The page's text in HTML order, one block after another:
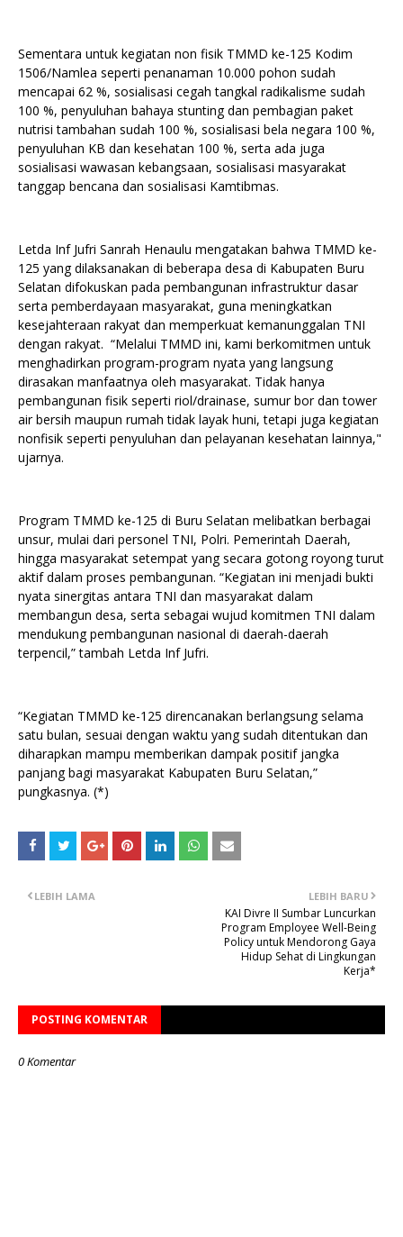
Sementara untuk kegiatan non fisik TMMD ke-125 Kodim
1506/Namlea seperti penanaman 10.000 pohon sudah
mencapai 62 %, sosialisasi cegah tangkal radikalisme sudah
100 %, penyuluhan bahaya stunting dan pembagian paket
nutrisi tambahan sudah 100 %, sosialisasi bela negara 100 %,
penyuluhan KB dan kesehatan 100 %, serta ada juga
sosialisasi wawasan kebangsaan, sosialisasi masyarakat
tanggap bencana dan sosialisasi Kamtibmas.
Letda Inf Jufri Sanrah Henaulu mengatakan bahwa TMMD ke-
125 yang dilaksanakan di beberapa desa di Kabupaten Buru
Selatan difokuskan pada pembangunan infrastruktur dasar
serta pemberdayaan masyarakat, guna meningkatkan
kesejahteraan rakyat dan memperkuat kemanunggalan TNI
dengan rakyat. “Melalui TMMD ini, kami berkomitmen untuk
menghadirkan program-program nyata yang langsung
dirasakan manfaatnya oleh masyarakat. Tidak hanya
pembangunan fisik seperti riol/drainase, sumur bor dan tower
air bersih maupun rumah tidak layak huni, tetapi juga kegiatan
nonfisik seperti penyuluhan dan pelayanan kesehatan lainnya,"
ujarnya.
Program TMMD ke-125 di Buru Selatan melibatkan berbagai
unsur, mulai dari personel TNI, Polri. Pemerintah Daerah,
hingga masyarakat setempat yang secara gotong royong turut
aktif dalam proses pembangunan. “Kegiatan ini menjadi bukti
nyata sinergitas antara TNI dan masyarakat dalam
membangun desa, serta sebagai wujud komitmen TNI dalam
mendukung pembangunan nasional di daerah-daerah
terpencil,” tambah Letda Inf Jufri.
“Kegiatan TMMD ke-125 direncanakan berlangsung selama
satu bulan, sesuai dengan waktu yang sudah ditentukan dan
diharapkan mampu memberikan dampak positif jangka
panjang bagi masyarakat Kabupaten Buru Selatan,”
pungkasnya. (*)
LEBIH BARU
KAI Divre II Sumbar Luncurkan
Program Employee Well-Being
Policy untuk Mendorong Gaya
Hidup Sehat di Lingkungan
Kerja*
LEBIH LAMA
POSTING KOMENTAR
0 Komentar